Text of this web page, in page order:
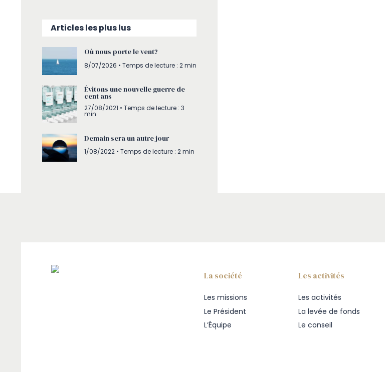
Articles les plus lus
Où nous porte le vent?
8/07/2026 • Temps de lecture : 2 min
Évitons une nouvelle guerre de
cent ans
27/08/2021 • Temps de lecture : 3
min
Demain sera un autre jour
1/08/2022 • Temps de lecture : 2 min
La société
Les missions
Le Président
L’Équipe
Les activités
Les activités
La levée de fonds
Le conseil